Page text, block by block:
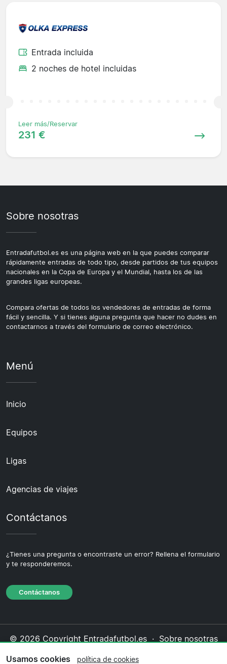
Entrada incluida
2 noches de hotel incluidas
Leer más/Reservar
231 €
Sobre nosotras
Entradafutbol.es es una página web en la que puedes comparar
rápidamente entradas de todo tipo, desde partidos de tus equipos
nacionales en la Copa de Europa y el Mundial, hasta los de las
grandes ligas europeas.
Compara ofertas de todos los vendedores de entradas de forma
fácil y sencilla. Y si tienes alguna pregunta que hacer no dudes en
contactarnos a través del formulario de correo electrónico.
Menú
Inicio
Equipos
Ligas
Agencias de viajes
Contáctanos
¿Tienes una pregunta o encontraste un error? Rellena el formulario
y te responderemos.
Contáctanos
© 2026 Copyright Entradafutbol.es · Sobre nosotras
Usamos cookies política de cookies